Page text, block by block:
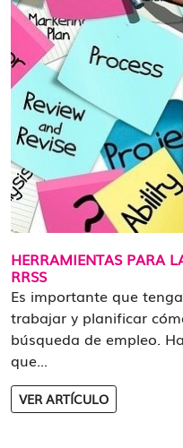
HERRAMIENTAS PARA
RRSS
Es importante que
trabajar y planificar
búsqueda de empleo.
que...
VER ARTÍCULO